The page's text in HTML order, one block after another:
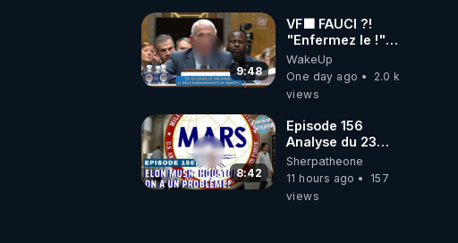
9:48
VF🟩 FAUCI ?!
"Enfermez le !"
(Lock him up!) -
Quartz Traduction
WakeUp
One day ago
2.0 k
views
8:42
Episode 156
Analyse du 23
février 2025 Elon
Musk : Houston ,
on a un problème
Sherpatheone
11 hours ago
157
views